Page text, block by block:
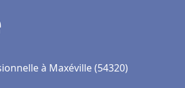
à Maxéville (54320)